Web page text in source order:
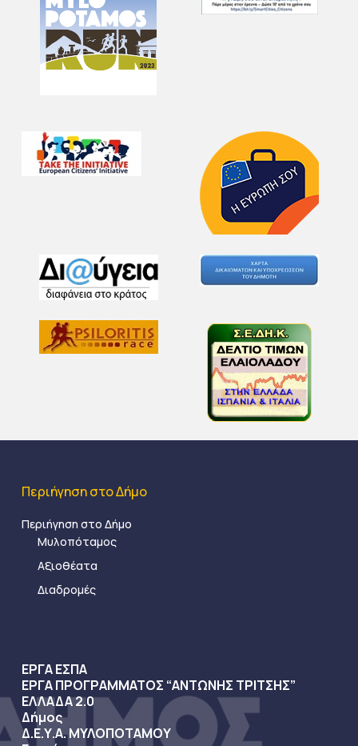
Περιήγηση στο Δήμο
Περιήγηση στο Δήμο
Μυλοπόταμος
Αξιοθέατα
Διαδρομές
ΕΡΓΑ ΕΣΠΑ
ΕΡΓΑ ΠΡΟΓΡΑΜΜΑΤΟΣ “ΑΝΤΩΝΗΣ ΤΡΙΤΣΗΣ”
ΕΛΛΑΔΑ 2.0
Δήμος
Δ.Ε.Υ.Α. ΜΥΛΟΠΟΤΑΜΟΥ